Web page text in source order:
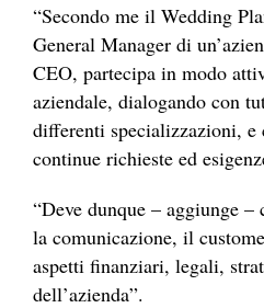
“Secondo me il Wedding
General Manager di
CEO, partecipa in modo
aziendale, dialogando con
differenti specializzazioni,
continue richieste ed
“Deve dunque – aggiunge
la comunicazione, il
aspetti finanziari, legali,
dell’azienda”.